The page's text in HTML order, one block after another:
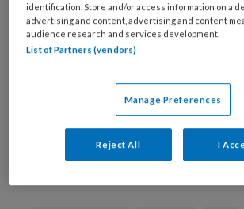
behandelstoel kun je wellicht
feite een vorm van huren is. Dan
microkrediet en het MKB-krediet.
Kamer van Koophandel laat zien
Met een overzicht van de voor- en
identification. Store and/or access information on a
advertising and content, advertising and content
audience research and services development.
List of Partners (vendors)
Manage Preferences
Reject All I